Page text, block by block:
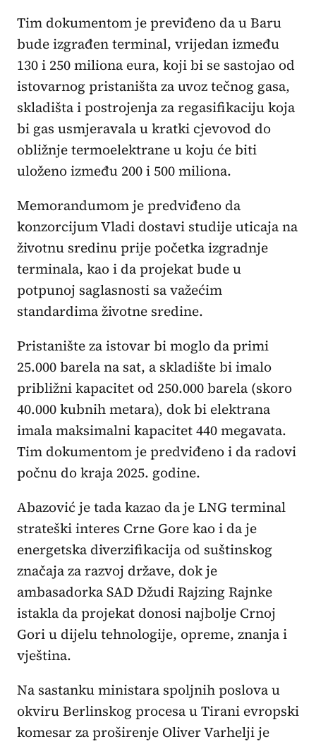
Tim dokumentom je previđeno da u Baru
bude izgrađen terminal, vrijedan između
130 i 250 miliona eura, koji bi se sastojao od
istovarnog pristaništa za uvoz tečnog gasa,
skladišta i postrojenja za regasifikaciju koja
bi gas usmjeravala u kratki cjevovod do
obližnje termoelektrane u koju će biti
uloženo između 200 i 500 miliona.
Memorandumom je predviđeno da
konzorcijum Vladi dostavi studije uticaja na
životnu sredinu prije početka izgradnje
terminala, kao i da projekat bude u
potpunoj saglasnosti sa važećim
standardima životne sredine.
Pristanište za istovar bi moglo da primi
25.000 barela na sat, a skladište bi imalo
približni kapacitet od 250.000 barela (skoro
40.000 kubnih metara), dok bi elektrana
imala maksimalni kapacitet 440 megavata.
Tim dokumentom je predviđeno i da radovi
počnu do kraja 2025. godine.
Abazović je tada kazao da je LNG terminal
strateški interes Crne Gore kao i da je
energetska diverzifikacija od suštinskog
značaja za razvoj države, dok je
ambasadorka SAD Džudi Rajzing Rajnke
istakla da projekat donosi najbolje Crnoj
Gori u dijelu tehnologije, opreme, znanja i
vještina.
Na sastanku ministara spoljnih poslova u
okviru Berlinskog procesa u Tirani evropski
komesar za proširenje Oliver Varhelji je